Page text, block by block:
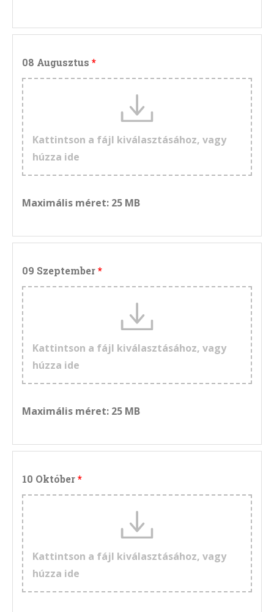
08 Augusztus
Kattintson a fájl kiválasztásához, vagy
húzza ide
Maximális méret: 25 MB
09 Szeptember
Kattintson a fájl kiválasztásához, vagy
húzza ide
Maximális méret: 25 MB
10 Október
Kattintson a fájl kiválasztásához, vagy
húzza ide